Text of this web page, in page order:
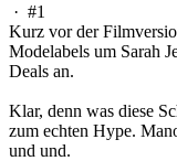
· #1
Kurz vor der
Modelabels um Sarah
Deals an.
Klar, denn was diese
zum echten Hype.
und und.